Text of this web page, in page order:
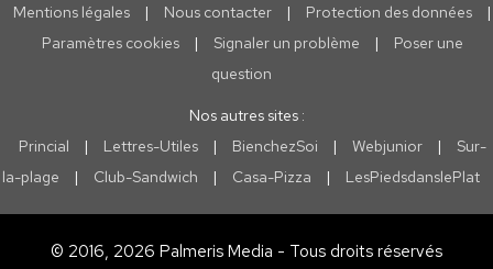
Mentions légales | Nous contacter | Protection des données
|
Paramètres cookies
| Signaler un problème |
Poser une
question
Nos autres sites :
Princial
| Lettres-Utiles | BienchezSoi | Webjunior |
Sur-
la-plage
| Club-Sandwich | Casa-Pizza | LesPiedsdanslePlat
© 2016, 2026 Palmeris Media - Tous droits réservés